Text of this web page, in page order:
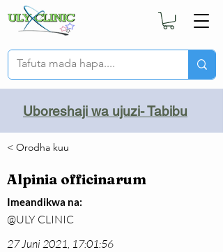
Uboreshaji wa ujuzi- Tabibu
< Orodha kuu
Alpinia officinarum
Imeandikwa na:
@ULY CLINIC
27 Juni 2021, 17:01:56